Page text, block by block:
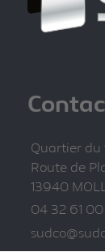
Quartier du
Route de
13940
04 32 61